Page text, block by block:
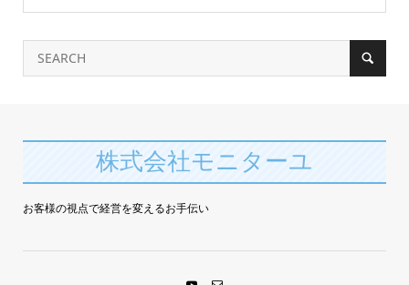
株式会社モニターユ
お客様の視点で経営を変えるお手伝い